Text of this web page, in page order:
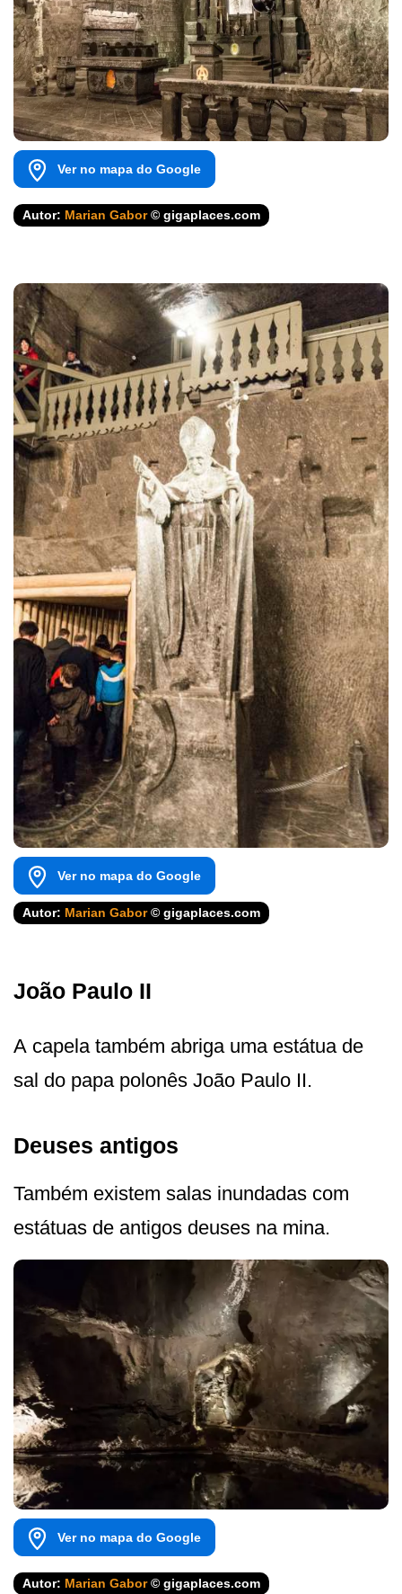
Ver no mapa do Google
Autor: Marian Gabor© gigaplaces.com
Ver no mapa do Google
Autor: Marian Gabor© gigaplaces.com
João Paulo II
A capela também abriga uma estátua de
sal do papa polonês João Paulo II.
Deuses antigos
Também existem salas inundadas com
estátuas de antigos deuses na mina.
Ver no mapa do Google
Autor: Marian Gabor© gigaplaces.com